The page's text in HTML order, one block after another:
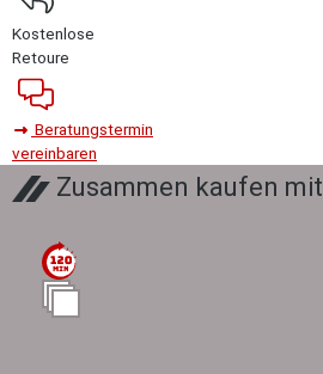
Kostenlose
Retoure
Beratungstermin
vereinbaren
Zusammen kaufen mit